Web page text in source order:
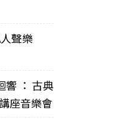
聲樂
響 ： 古典
座音樂會